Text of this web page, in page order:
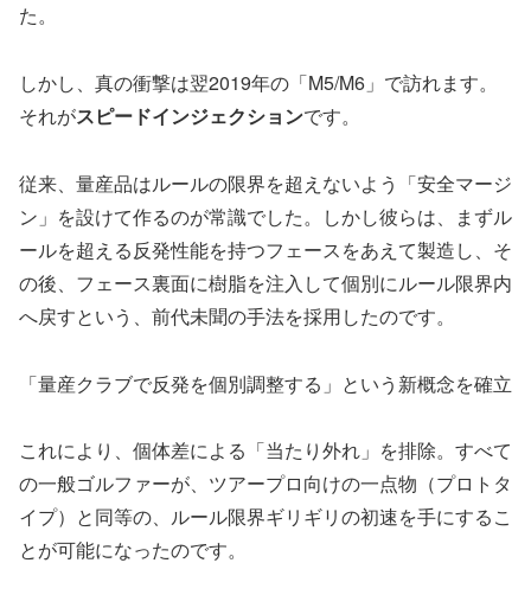
た。
しかし、真の衝撃は翌2019年の「M5/M6」で訪れます。
それがスピードインジェクションです。
従来、量産品はルールの限界を超えないよう「安全マージ
ン」を設けて作るのが常識でした。しかし彼らは、まずル
ールを超える反発性能を持つフェースをあえて製造し、そ
の後、フェース裏面に樹脂を注入して個別にルール限界内
へ戻すという、前代未聞の手法を採用したのです。
「量産クラブで反発を個別調整する」という新概念を確立
これにより、個体差による「当たり外れ」を排除。すべて
の一般ゴルファーが、ツアープロ向けの一点物（プロトタ
イプ）と同等の、ルール限界ギリギリの初速を手にするこ
とが可能になったのです。